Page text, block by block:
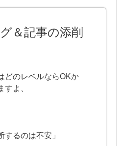
＆記事の添削
どのレベルならOKか
すよ、
するのは不安」